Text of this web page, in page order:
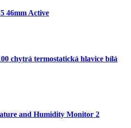
46mm Active
chytrá termostatická hlavice bílá
and Humidity Monitor 2